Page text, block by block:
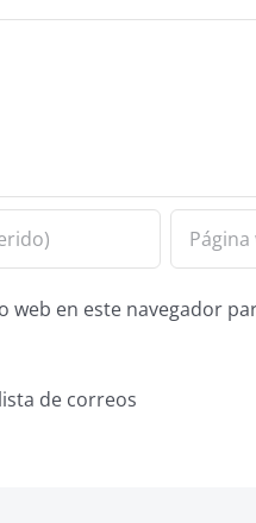
en este navegador
de correos